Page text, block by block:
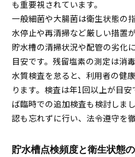
も重要視されています。
一般細菌や大腸菌は衛生状態の
水停止や再清掃など厳しい措置
貯水槽の清掃状況や配管の劣化
目安です。残留塩素の測定は消
水質検査を怠ると、利用者の健
ります。検査は年1回以上が目
ば臨時での追加検査も検討しま
認も忘れずに行い、法令遵守を
貯水槽点検頻度と衛生状態